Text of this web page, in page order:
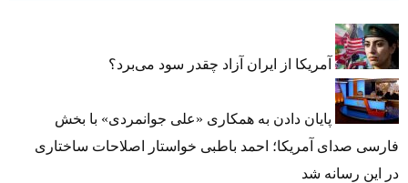
آمریکا از ایران آزاد چقدر سود می‌برد؟
پایان دادن به همکاری «علی جوانمردی» با بخش
فارسی صدای آمریکا؛ احمد باطبی خواستار اصلاحات ساختاری
در این رسانه شد